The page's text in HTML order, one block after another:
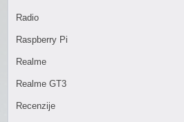
Radio
Raspberry Pi
Realme
Realme GT3
Recenzije